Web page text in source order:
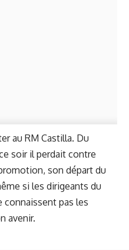
au RM Castilla. Du
soir il perdait contre
son départ du
si les dirigeants du
connaissent pas les
avenir.